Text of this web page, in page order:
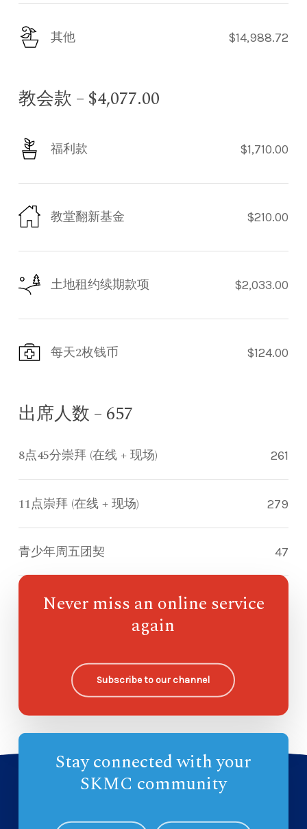
其他 $14,988.72
教会款 – $4,077.00
福利款 $1,710.00
教堂翻新基金 $210.00
土地租约续期款项 $2,033.00
每天2枚钱币 $124.00
出席人数 – 657
8点45分崇拜 (在线 + 现场) 261
11点崇拜 (在线 + 现场) 279
青少年周五团契 47
指南针儿童崇拜
Never miss an online service
again
Subscribe to our channel
Stay connected with your
SKMC community